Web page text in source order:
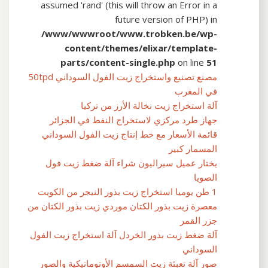
assumed 'rand' (this will throw an Error in a
future version of PHP) in
/www/wwwroot/www.trobken.be/wp-
content/themes/elixar/template-
parts/content-single.php on line 51
مصنع تصنيع واستخراج زيت الفول السوداني 50tpd
في المغرب
آلة استخراج زيت نخالة الأرز من تركيا
جهاز طرد مركزي لاستخراج النفط في الجزائر
قائمة الأسعار مع خط إنتاج زيت الفول السوداني
المسمار كبير
يختار عميل سيراليون شراء آلة ضغط زيت فول
الصويا
1 طن يوميا استخراج زيت بذور النيجر من الكويت
معصرة زيت بذور الكتان موردي زيت بذور الكتان من
جزر القمر
آلة ضغط زيت بذور الخردل آلة استخراج زيت الفول
السوداني
صور آلة تعبئة زيت السمسم الأوتوماتيكية والصور